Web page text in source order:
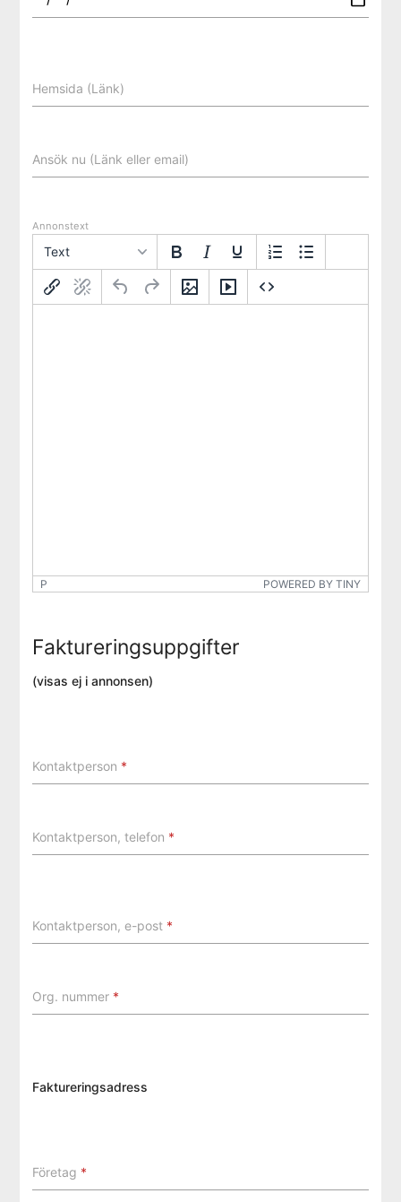
Hemsida (Länk)
Ansök nu (Länk eller email)
Annonstext
Text
P POWERED BY TINY
Faktureringsuppgifter
(visas ej i annonsen)
Kontaktperson *
Kontaktperson, telefon *
Kontaktperson, e-post *
Org. nummer *
Faktureringsadress
Företag *